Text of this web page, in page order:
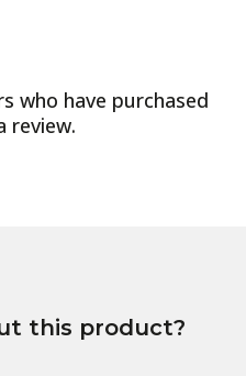
who have purchased
review.
this product?